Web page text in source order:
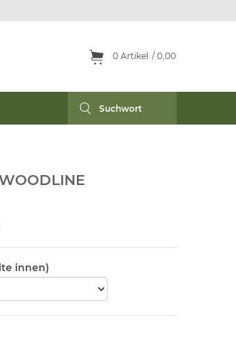
0 Artikel 0,00
innen)